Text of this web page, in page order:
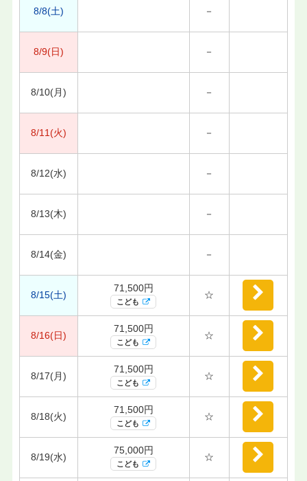
8/8(土) －
8/9(日) －
8/10(月) －
8/11(火) －
8/12(水) －
8/13(木) －
8/14(金) －
8/15(土)
71,500円
こども
☆
8/16(日)
71,500円
こども
☆
8/17(月)
71,500円
こども
☆
8/18(火)
71,500円
こども
☆
8/19(水)
75,000円
こども
☆